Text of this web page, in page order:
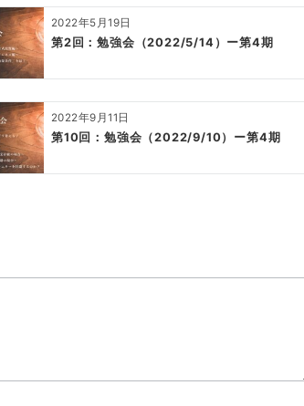
2022年5月19日
第2回：勉強会（2022/5/14）ー第4期
2022年9月11日
第10回：勉強会（2022/9/10）ー第4期